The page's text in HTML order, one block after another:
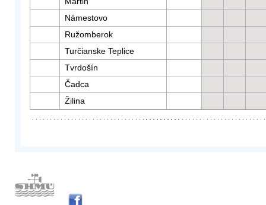
Námestovo
Ružomberok
Turčianske Teplice
Tvrdošín
Čadca
Žilina